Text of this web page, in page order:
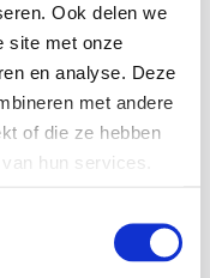
Ook delen we
site met onze
en analyse. Deze
met andere
of die ze hebben
hun services.
hoe bespaar je
is een veelgebruikte
deel daarvan